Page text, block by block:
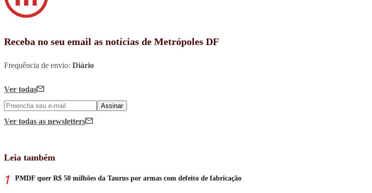
Receba no seu email as notícias de Metrópoles DF
Frequência de envio: Diário
Ver todas
Assinar
Ver todas as newsletters
Leia também
PMDF quer R$ 50 milhões da Taurus por armas com defeito de fabricação